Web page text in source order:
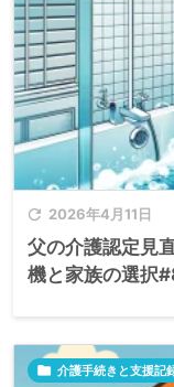
 2026年4月11日
父の介護認定見
機と家族の選択
 介護手続きと支援記